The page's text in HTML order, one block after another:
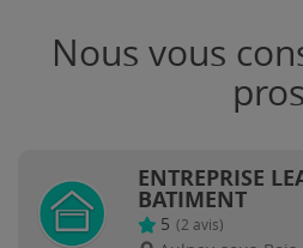
Nous vous
pros
ENTREPRISE
BATIMENT
5 (2 avis)